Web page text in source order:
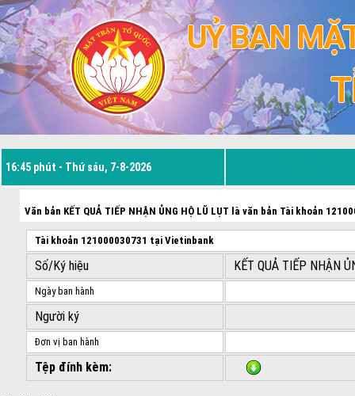
UỶ BAN
16:45 phút - Thứ sáu, 7-8-2026
Văn bản KẾT QUẢ TIẾP NHẬN ỦNG HỘ LŨ LỤT là văn bản Tài khoản
Tài khoản 121000030731 tại Vietinbank
Số/Ký hiệu KẾT QUẢ TIẾP NHẬN
Ngày ban hành
Người ký
Đơn vị ban hành
Tệp đính kèm: